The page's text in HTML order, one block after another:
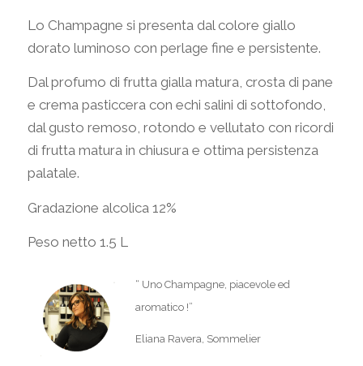
Lo Champagne si presenta dal colore giallo
dorato luminoso con perlage fine e persistente.
Dal profumo di frutta gialla matura, crosta di pane
e crema pasticcera con echi salini di sottofondo,
dal gusto remoso, rotondo e vellutato con ricordi
di frutta matura in chiusura e ottima persistenza
palatale.
Gradazione alcolica 12%
Peso netto 1.5 L
“ Uno Champagne, piacevole ed
aromatico !”
Eliana Ravera, Sommelier